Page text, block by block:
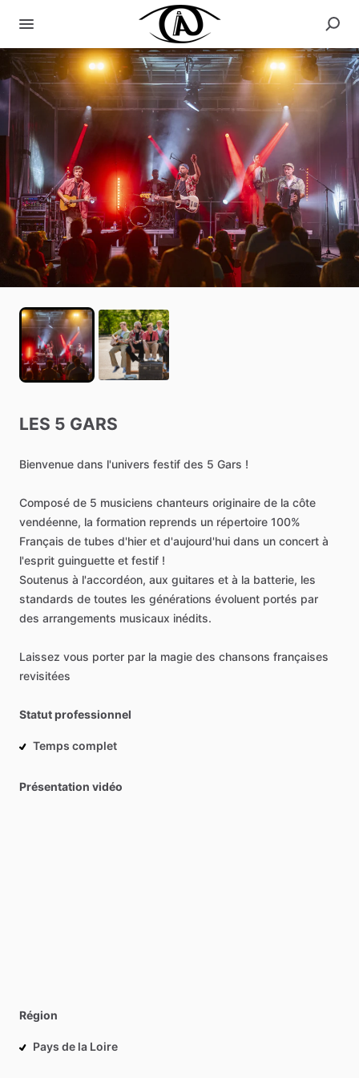
LES 5 GARS
Bienvenue dans l'univers festif des 5 Gars !
Composé de 5 musiciens chanteurs originaire de la côte
vendéenne, la formation reprends un répertoire 100%
Français de tubes d'hier et d'aujourd'hui dans un concert à
l'esprit guinguette et festif !
Soutenus à l'accordéon, aux guitares et à la batterie, les
standards de toutes les générations évoluent portés par
des arrangements musicaux inédits.
Laissez vous porter par la magie des chansons françaises
revisitées
Statut professionnel
Temps complet
Présentation vidéo
Région
Pays de la Loire